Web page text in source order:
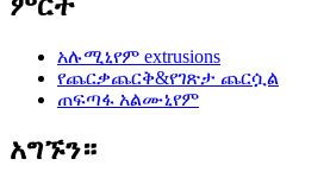
አሉሚኒየም extrusions
የጨርቃጨርቅ&የገጽታ ጨርሷል
ጠፍጣፋ አልሙኒየም
አግኙን።